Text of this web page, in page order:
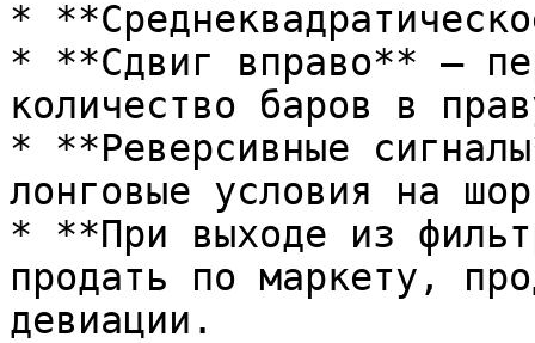
*
* **Сдвиг вправо** –
количество баров в
* **Реверсивные
лонговые условия на
* **При выходе из
продать по маркету,
девиации.